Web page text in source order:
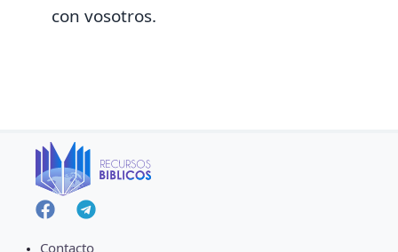
con vosotros.
Contacto